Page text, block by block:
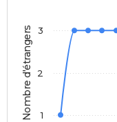
Nombre d'étrangers 1
2
3